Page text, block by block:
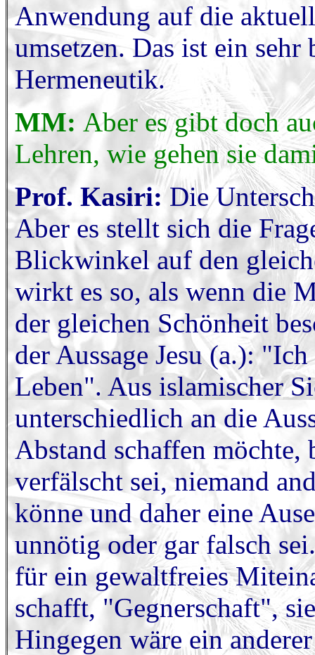
Anwendung auf die
umsetzen. Das ist ein
Hermeneutik.
MM: Aber es gibt doch
Lehren, wie gehen sie
Prof. Kasiri:Die
Aber es stellt sich die
Blickwinkel auf den
wirkt es so, als wenn die
der gleichen Schönheit
der Aussage Jesu (a.):
Leben". Aus islamischer
unterschiedlich an die
Abstand schaffen möchte,
verfälscht sei, niemand
könne und daher eine
unnötig oder gar falsch
für ein gewaltfreies
schafft, "Gegnerschaft",
Hingegen wäre ein